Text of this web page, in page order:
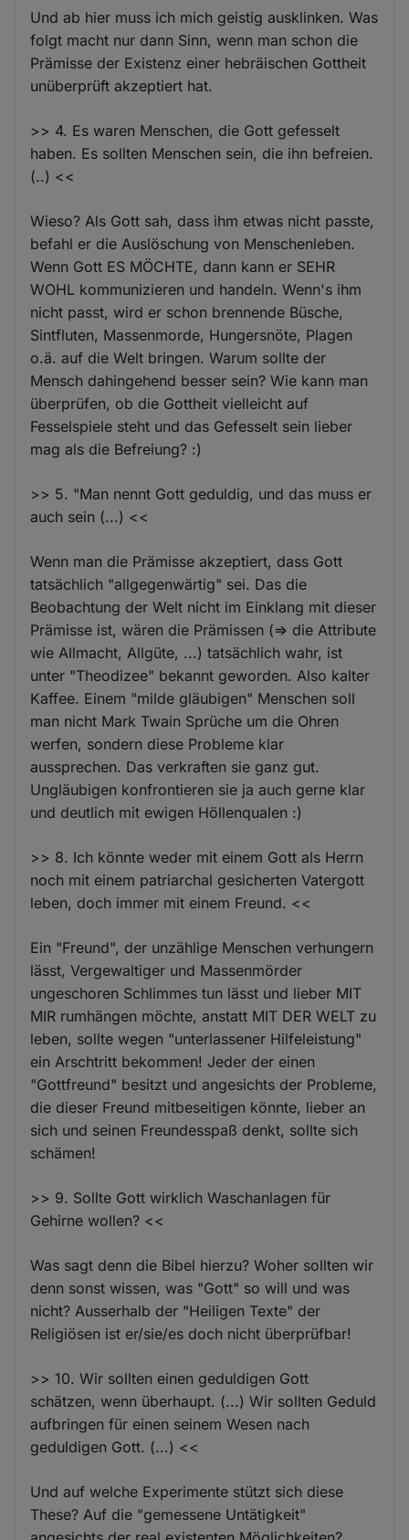
Und ab hier muss ich mich geistig ausklinken. Was
folgt macht nur dann Sinn, wenn man schon die
Prämisse der Existenz einer hebräischen Gottheit
unüberprüft akzeptiert hat.
>> 4. Es waren Menschen, die Gott gefesselt
haben. Es sollten Menschen sein, die ihn befreien.
(..) <<
Wieso? Als Gott sah, dass ihm etwas nicht passte,
befahl er die Auslöschung von Menschenleben.
Wenn Gott ES MÖCHTE, dann kann er SEHR
WOHL kommunizieren und handeln. Wenn's ihm
nicht passt, wird er schon brennende Büsche,
Sintfluten, Massenmorde, Hungersnöte, Plagen
o.ä. auf die Welt bringen. Warum sollte der
Mensch dahingehend besser sein? Wie kann man
überprüfen, ob die Gottheit vielleicht auf
Fesselspiele steht und das Gefesselt sein lieber
mag als die Befreiung? :)
>> 5. "Man nennt Gott geduldig, und das muss er
auch sein (...) <<
Wenn man die Prämisse akzeptiert, dass Gott
tatsächlich "allgegenwärtig" sei. Das die
Beobachtung der Welt nicht im Einklang mit dieser
Prämisse ist, wären die Prämissen (=> die Attribute
wie Allmacht, Allgüte, ...) tatsächlich wahr, ist
unter "Theodizee" bekannt geworden. Also kalter
Kaffee. Einem "milde gläubigen" Menschen soll
man nicht Mark Twain Sprüche um die Ohren
werfen, sondern diese Probleme klar
aussprechen. Das verkraften sie ganz gut.
Ungläubigen konfrontieren sie ja auch gerne klar
und deutlich mit ewigen Höllenqualen :)
>> 8. Ich könnte weder mit einem Gott als Herrn
noch mit einem patriarchal gesicherten Vatergott
leben, doch immer mit einem Freund. <<
Ein "Freund", der unzählige Menschen verhungern
lässt, Vergewaltiger und Massenmörder
ungeschoren Schlimmes tun lässt und lieber MIT
MIR rumhängen möchte, anstatt MIT DER WELT zu
leben, sollte wegen "unterlassener Hilfeleistung"
ein Arschtritt bekommen! Jeder der einen
"Gottfreund" besitzt und angesichts der Probleme,
die dieser Freund mitbeseitigen könnte, lieber an
sich und seinen Freundesspaß denkt, sollte sich
schämen!
>> 9. Sollte Gott wirklich Waschanlagen für
Gehirne wollen? <<
Was sagt denn die Bibel hierzu? Woher sollten wir
denn sonst wissen, was "Gott" so will und was
nicht? Ausserhalb der "Heiligen Texte" der
Religiösen ist er/sie/es doch nicht überprüfbar!
>> 10. Wir sollten einen geduldigen Gott
schätzen, wenn überhaupt. (...) Wir sollten Geduld
aufbringen für einen seinem Wesen nach
geduldigen Gott. (...) <<
Und auf welche Experimente stützt sich diese
These? Auf die "gemessene Untätigkeit"